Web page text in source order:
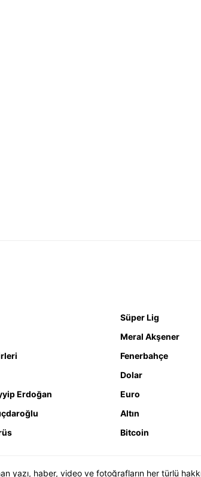
Erdoğan
Süper Lig
Meral Akşener
Fenerbahçe
Dolar
Euro
Altın
Bitcoin
yazı, haber, video ve fotoğrafların her türlü